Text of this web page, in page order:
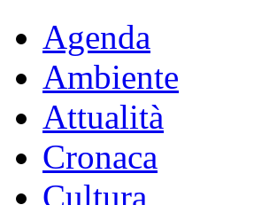
Agenda
Ambiente
Attualità
Cronaca
Cultura